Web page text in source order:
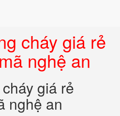
cháy giá rẻ
nghệ an
giá rẻ
nghệ an